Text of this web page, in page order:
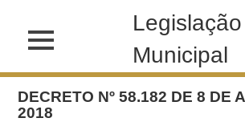
Legislação
Municipal
DECRETO Nº 58.182 DE 8 DE
2018